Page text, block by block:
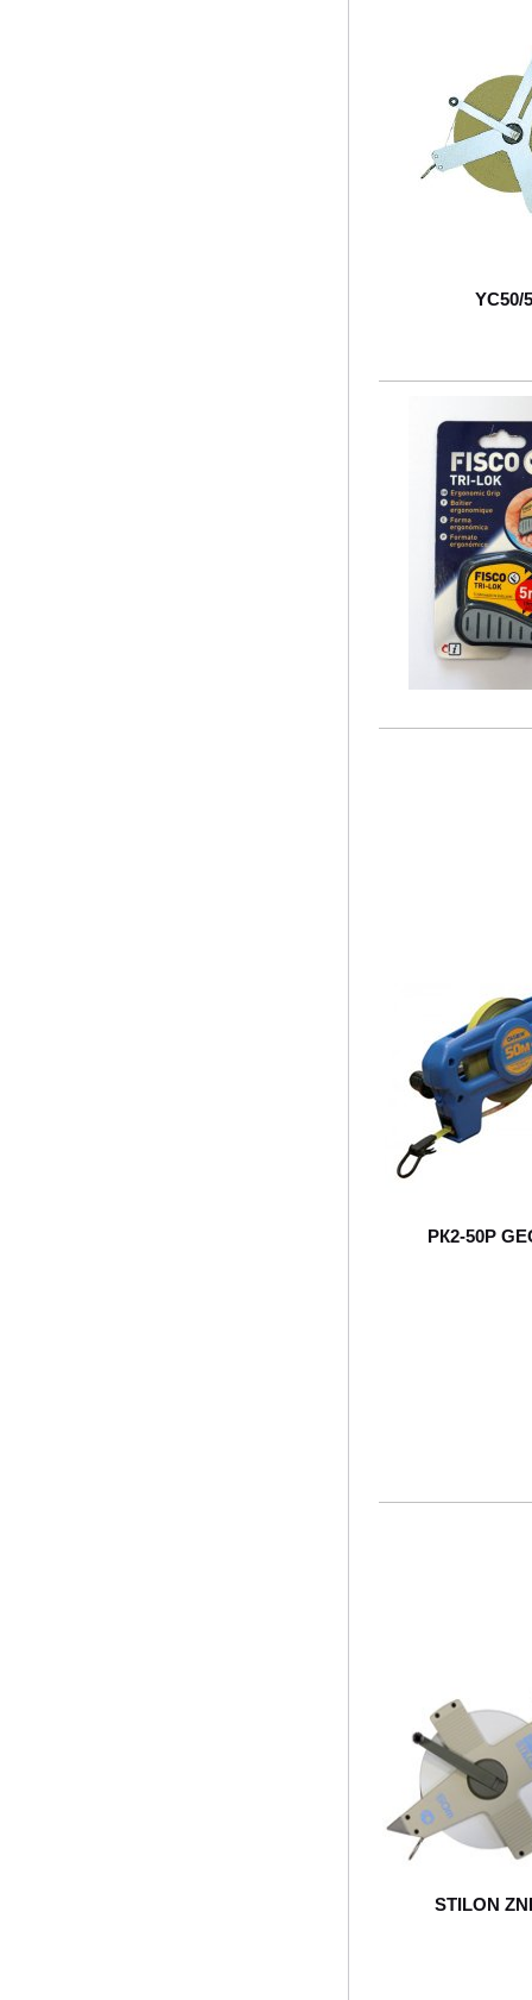
YC50/5
РК2-50Р
STILON